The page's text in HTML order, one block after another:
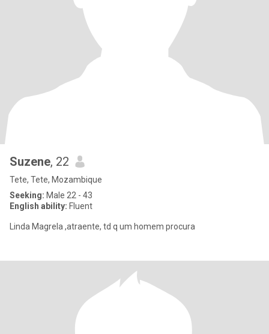
Suzene, 22
Tete, Tete, Mozambique
Seeking: Male 22 - 43
English ability: Fluent
Linda Magrela ,atraente, td q um homem procura